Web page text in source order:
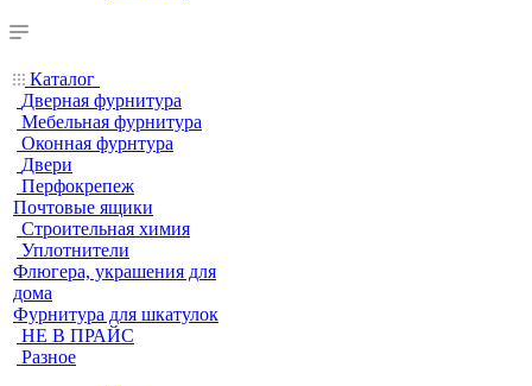
Каталог
Дверная фурнитура
Мебельная фурнитура
Оконная фурнтура
Двери
Перфокрепеж
Почтовые ящики
Строительная химия
Уплотнители
Флюгера, украшения для
дома
Фурнитура для шкатулок
НЕ В ПРАЙС
Разное